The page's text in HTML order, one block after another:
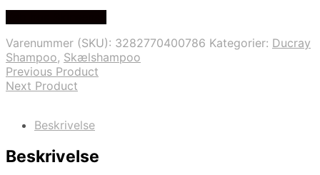
Varenummer (SKU): 3282770400786 Kategorier: Ducray
Shampoo, Skælshampoo
Previous Product
Next Product
Beskrivelse
Beskrivelse